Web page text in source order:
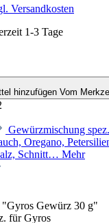
Versandkosten
1-3 Tage
hinzufügen Vom
Gewürzmischung
Oregano,
Schnitt… Mehr
Gewürz 30 g"
für Gyros